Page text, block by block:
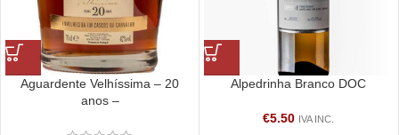
Aguardente Velhíssima – 20
anos –
Alpedrinha Branco DOC
€5.50 IVA INC.